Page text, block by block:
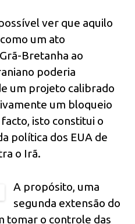
ver que aquilo
um ato
Bretanha ao
poderia
um projeto calibrado
um bloqueio
isto constitui o
política dos EUA de
o Irã.
A propósito, uma
segunda extensão do
tomar o controle das